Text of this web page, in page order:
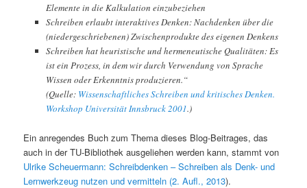
Elemente in die Kalkulation einzubeziehen
Schreiben erlaubt interaktives Denken: Nachdenken über die
(niedergeschriebenen) Zwischenprodukte des eigenen Denkens
Schreiben hat heuristische und hermeneutische Qualitäten: Es
ist ein Prozess, in dem wir durch Verwendung von Sprache
Wissen oder Erkenntnis produzieren.“
(Quelle: Wissenschaftliches Schreiben und kritisches Denken.
Workshop Universität Innsbruck 2001.)
Ein anregendes Buch zum Thema dieses Blog-Beitrages, das
auch in der TU-Bibliothek ausgeliehen werden kann, stammt von
Ulrike Scheuermann: Schreibdenken – Schreiben als Denk- und
Lernwerkzeug nutzen und vermitteln (2. Aufl., 2013).